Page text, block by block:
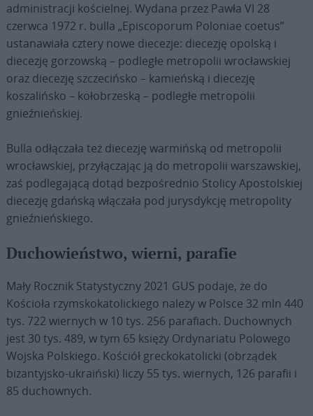
administracji kościelnej. Wydana przez Pawła VI 28
czerwca 1972 r. bulla „Episcoporum Poloniae coetus”
ustanawiała cztery nowe diecezje: diecezję opolską i
diecezję gorzowską – podległe metropolii wrocławskiej
oraz diecezję szczecińsko – kamieńską i diecezję
koszalińsko – kołobrzeską – podległe metropolii
gnieźnieńskiej.
Bulla odłączała też diecezję warmińską od metropolii
wrocławskiej, przyłączając ją do metropolii warszawskiej,
zaś podlegającą dotąd bezpośrednio Stolicy Apostolskiej
diecezję gdańską włączała pod jurysdykcję metropolity
gnieźnieńskiego.
Duchowieństwo, wierni, parafie
Mały Rocznik Statystyczny 2021 GUS podaje, że do
Kościoła rzymskokatolickiego należy w Polsce 32 mln 440
tys. 722 wiernych w 10 tys. 256 parafiach. Duchownych
jest 30 tys. 489, w tym 65 księży Ordynariatu Polowego
Wojska Polskiego. Kościół greckokatolicki (obrządek
bizantyjsko-ukraiński) liczy 55 tys. wiernych, 126 parafii i
85 duchownych.